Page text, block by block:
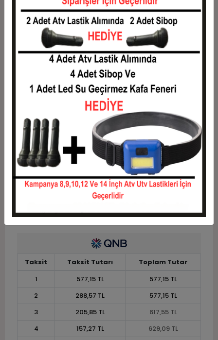
Taksit Taksit Tutarı
Toplam Tutar
577,15 TL
577,15 TL
2
288,57 TL
577,15 TL
157,27 TL
629,09 TL
128,13 TL
6
652,18 TL
7
94,82 TL
663,72 TL
8
84,41 TL
675,27 TL
9
686,81 TL
10
69,84 TL
698,35 TL
64,01 TL
12
59,64 TL 715,67 TL
Taksit Taksit Tutarı
Toplam Tutar
1
577,15 TL
577,15 TL
2
288,57 TL
577,15 TL
3
205,85 TL
617,55 TL
4
157,27 TL
629,09 TL